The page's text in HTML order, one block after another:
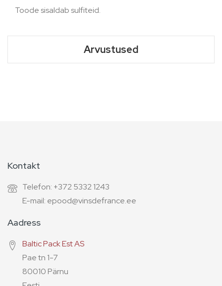
Toode sisaldab sulfiteid.
Arvustused
Kontakt
Telefon: +372 5332 1243
E-mail: epood@vinsdefrance.ee
Aadress
Baltic Pack Est AS
Pae tn 1-7
80010 Pärnu